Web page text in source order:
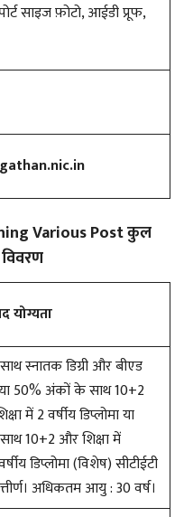
साइज फ़ोटो, आईडी प्रूफ,
Various Post कुल
योग्यता
स्नातक डिग्री और बीएड
या 50% अंकों के साथ 10+2
में 2 वर्षीय डिप्लोमा या
10+2 और शिक्षा में
डिप्लोमा (विशेष) सीटीईटी
अधिकतम आयु : 30 वर्ष।